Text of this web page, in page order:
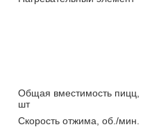
Общая вместимость пицц,
шт
Скорость отжима, об./мин.